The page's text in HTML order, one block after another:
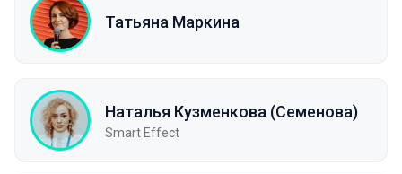
Татьяна Маркина
Наталья Кузменкова (Семенова)
Smart Effect